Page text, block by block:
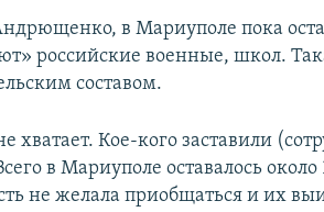
в Мариуполе пока
российские военные, школ.
составом.
хватает. Кое-кого заставили
в Мариуполе оставалось
не желала приобщаться и их